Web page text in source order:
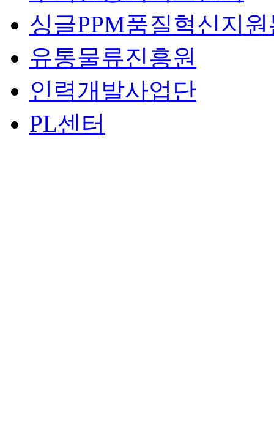
싱글PPM품질혁신지
유통물류진흥원
인력개발사업단
PL센터